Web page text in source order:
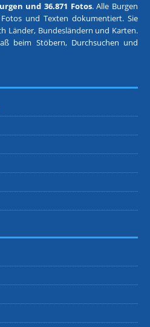
und 36.871 Fotos. Alle Burgen
und Texten dokumentiert. Sie
Länder, Bundesländern und Karten.
beim Stöbern, Durchsuchen und